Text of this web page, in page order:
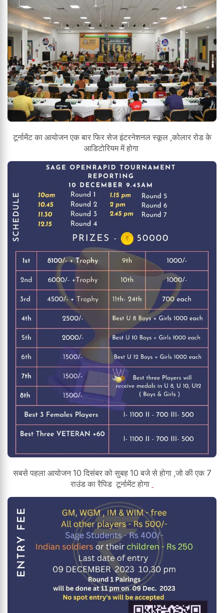
टूर्नामेंट का आयोजन एक बार फिर सेज इंटरनेशनल स्कूल ,कोलार रोड के
आडिटोरियम में होगा
सबसे पहला आयोजन 10 दिसंबर को सुबह 10 बजे से होगा ,जो की एक 7
राउंड का रैपिड टूर्नामेंट होगा